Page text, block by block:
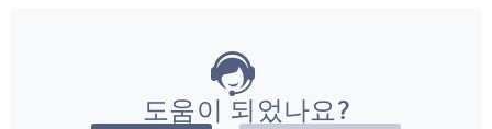
도움이 되었나요?